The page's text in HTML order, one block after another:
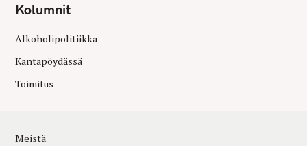
Kolumnit
Alkoholipolitiikka
Kantapöydässä
Toimitus
Meistä